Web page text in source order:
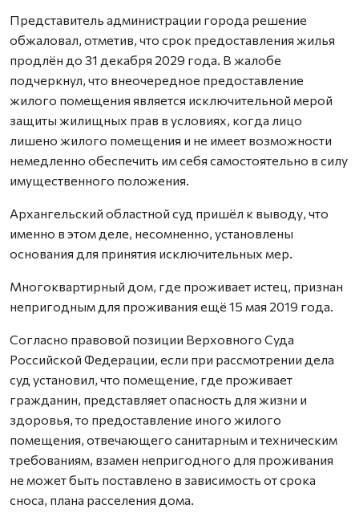
Представитель администрации города решение
обжаловал, отметив, что срок предоставления жилья
продлён до 31 декабря 2029 года. В жалобе
подчеркнул, что внеочередное предоставление
жилого помещения является исключительной мерой
защиты жилищных прав в условиях, когда лицо
лишено жилого помещения и не имеет возможности
немедленно обеспечить им себя самостоятельно в силу
имущественного положения.
Архангельский областной суд пришёл к выводу, что
именно в этом деле, несомненно, установлены
основания для принятия исключительных мер.
Многоквартирный дом, где проживает истец, признан
непригодным для проживания ещё 15 мая 2019 года.
Согласно правовой позиции Верховного Суда
Российской Федерации, если при рассмотрении дела
суд установил, что помещение, где проживает
гражданин, представляет опасность для жизни и
здоровья, то предоставление иного жилого
помещения, отвечающего санитарным и техническим
требованиям, взамен непригодного для проживания
не может быть поставлено в зависимость от срока
сноса, плана расселения дома.